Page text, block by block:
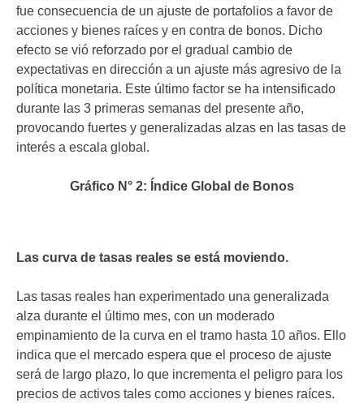
fue consecuencia de un ajuste de portafolios a favor de
acciones y bienes raíces y en contra de bonos. Dicho
efecto se vió reforzado por el gradual cambio de
expectativas en dirección a un ajuste más agresivo de la
política monetaria. Este último factor se ha intensificado
durante las 3 primeras semanas del presente año,
provocando fuertes y generalizadas alzas en las tasas de
interés a escala global.
Gráfico N° 2: Índice Global de Bonos
Las curva de tasas reales se está moviendo.
Las tasas reales han experimentado una generalizada
alza durante el último mes, con un moderado
empinamiento de la curva en el tramo hasta 10 años. Ello
indica que el mercado espera que el proceso de ajuste
será de largo plazo, lo que incrementa el peligro para los
precios de activos tales como acciones y bienes raíces.